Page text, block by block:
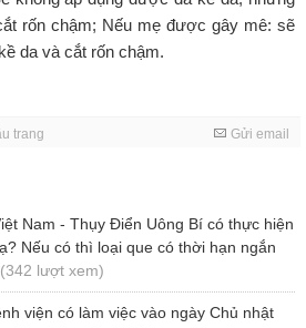
rốn chậm; Nếu mẹ được gây mê: sẽ
da và cắt rốn chậm.
trang Gửi email
Nam - Thụy Điển Uông Bí có thực hiện
Nếu có thì loại que có thời hạn ngắn
(342 lượt xem)
viện có làm việc vào ngày Chủ nhật